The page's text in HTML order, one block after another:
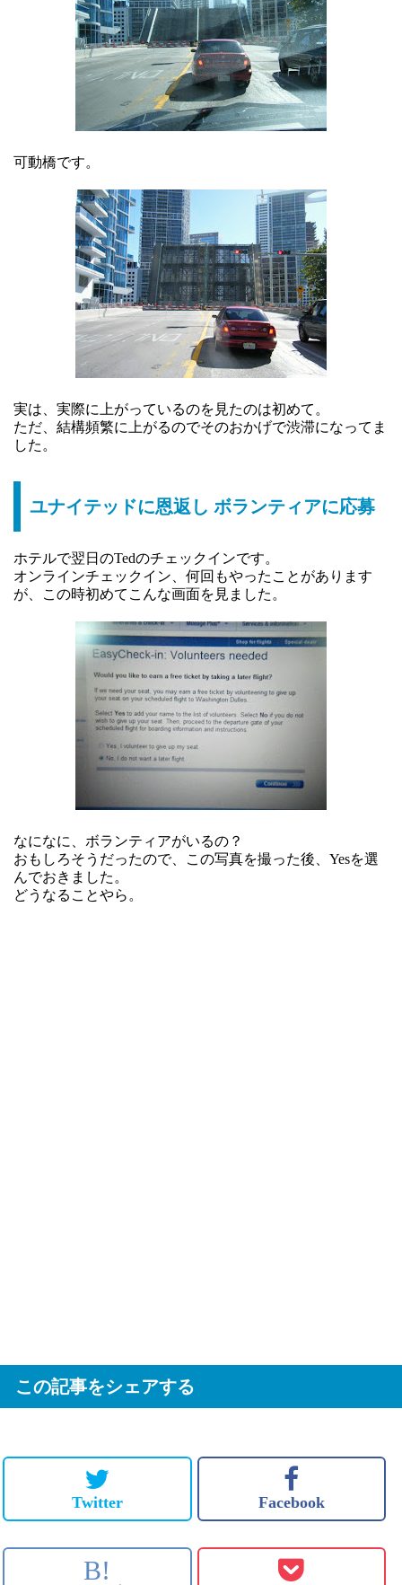
可動橋です。
実は、実際に上がっているのを見たのは初めて。
ただ、結構頻繁に上がるのでそのおかげで渋滞になってま
した。
ユナイテッドに恩返し ボランティアに応募
ホテルで翌日のTedのチェックインです。
オンラインチェックイン、何回もやったことがあります
が、この時初めてこんな画面を見ました。
なになに、ボランティアがいるの？
おもしろそうだったので、この写真を撮った後、Yesを選
んでおきました。
どうなることやら。
この記事をシェアする
Twitter Facebook
B!